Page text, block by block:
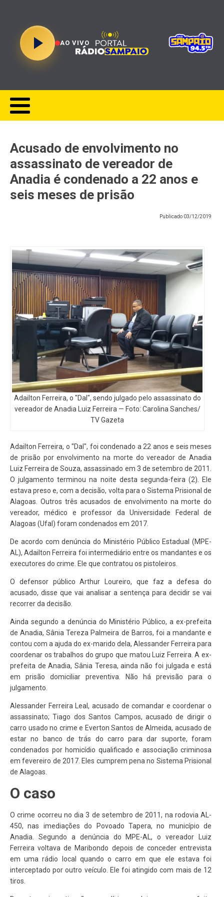
AO VIVO
Acusado de envolvimento no
assassinato de vereador de
Anadia é condenado a 22 anos e
seis meses de prisão
Publicado 03/12/2019
Adailton Ferreira, o "Dal", sendo julgado pelo assassinato do
vereador de Anadia Luiz Ferreira — Foto: Carolina Sanches/
TV Gazeta
Adailton Ferreira, o "Dal", foi condenado a 22 anos e seis meses
de prisão por envolvimento na morte do vereador de Anadia
Luiz Ferreira de Souza, assassinado em 3 de setembro de 2011.
O julgamento terminou na noite desta segunda-feira (2). Ele
estava preso e, com a decisão, volta para o Sistema Prisional de
Alagoas. Outros três acusados de envolvimento na morte do
vereador, médico e professor da Universidade Federal de
Alagoas (Ufal) foram condenados em 2017.
De acordo com denúncia do Ministério Público Estadual (MPE-
AL), Adailton Ferreira foi intermediário entre os mandantes e os
executores do crime. Ele que contratou os pistoleiros.
O defensor público Arthur Loureiro, que faz a defesa do
acusado, disse que vai analisar a sentença para decidir se vai
recorrer da decisão.
Ainda segundo a denúncia do Ministério Público, a ex-prefeita
de Anadia, Sânia Tereza Palmeira de Barros, foi a mandante e
contou com a ajuda do ex-marido dela, Alessander Ferreira para
coordenar os trabalhos do grupo que matou Luiz Ferreira. A ex-
prefeita de Anadia, Sânia Teresa, ainda não foi julgada e está
em prisão domiciliar preventiva. Não há previsão para o
julgamento.
Alessander Ferreira Leal, acusado de comandar e coordenar o
assassinato; Tiago dos Santos Campos, acusado de dirigir o
carro usado no crime e Everton Santos de Almeida, acusado de
estar no banco de trás do carro para dar suporte, foram
condenados por homicídio qualificado e associação criminosa
em fevereiro de 2017. Eles cumprem pena no Sistema Prisional
de Alagoas.
O caso
O crime ocorreu no dia 3 de setembro de 2011, na rodovia AL-
450, nas imediações do Povoado Tapera, no município de
Anadia. Segundo a denúncia do MPE-AL, o vereador Luiz
Ferreira voltava de Maribondo depois de conceder entrevista
em uma rádio local quando o carro em que ele estava foi
interceptado por outro veículo. Ele foi atingido com mais de 12
tiros.